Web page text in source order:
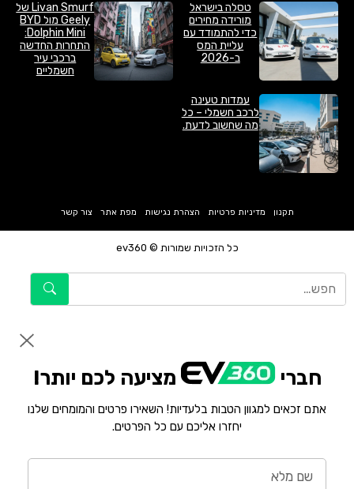
טסלה בישראל
מורידה מחירים
כדי להתמודד עם
עליית המס
ב-2026
Livan Smurf של
Geely מול BYD
Dolphin Mini:
התחרות החדשה
ברכבי עיר
חשמליים
עמדות טעינה
לרכב חשמלי – כל
מה שחשוב לדעת.
כל הזכויות שמורות © ev360
תקנון מדיניות פרטיות הצהרת נגישות מפת אתר צור קשר
חברי מציעה לכם יותר!
אתם זכאים למגוון הטבות בלעדיות! השאירו פרטים והמומחים שלנו
יחזרו אליכם עם כל הפרטים.